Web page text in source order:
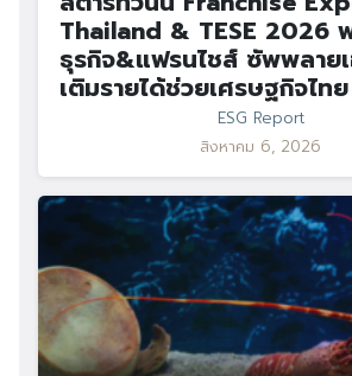
Thailand & TESE 2026
ธุรกิจ&แฟรนไชส์ ซัพพลาย
เติมรายได้ช่วยเศรษฐกิจไทย
ESG Report
สิงหาคม 6, 2026